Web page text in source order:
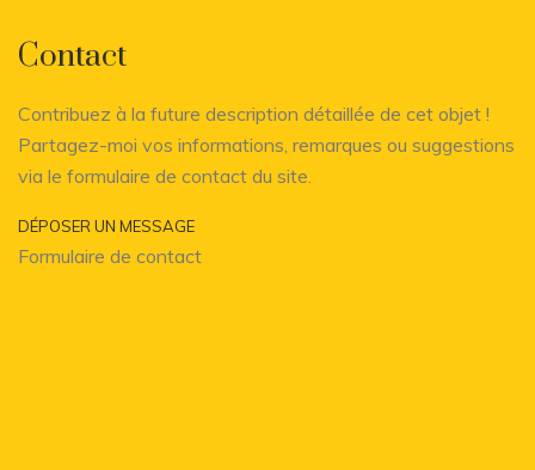
Contact
Contribuez à la future description détaillée de cet objet !
Partagez-moi vos informations, remarques ou suggestions
via le formulaire de contact du site.
DÉPOSER UN MESSAGE
Formulaire de contact